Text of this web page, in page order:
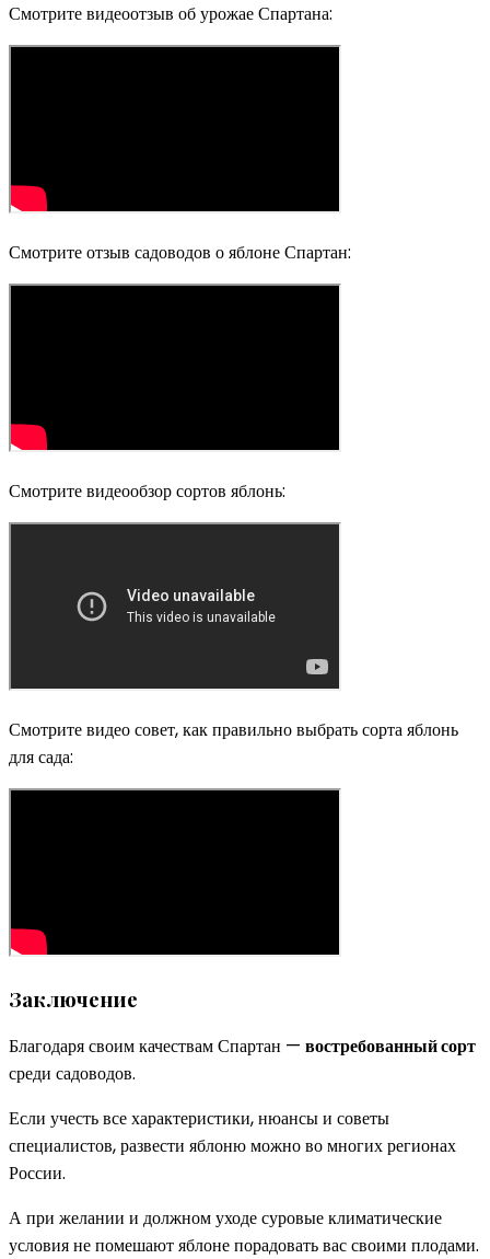
Смотрите видеоотзыв об урожае Спартана:
Смотрите отзыв садоводов о яблоне Спартан:
Смотрите видеообзор сортов яблонь:
Смотрите видео совет, как правильно выбрать сорта яблонь
для сада:
Заключение
Благодаря своим качествам Спартан — востребованный сорт
среди садоводов.
Если учесть все характеристики, нюансы и советы
специалистов, развести яблоню можно во многих регионах
России.
А при желании и должном уходе суровые климатические
условия не помешают яблоне порадовать вас своими плодами.